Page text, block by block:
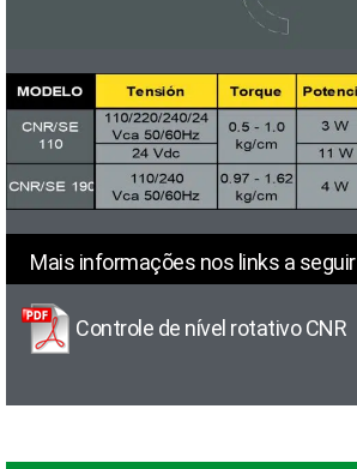
Mais informações nos links a seguir
Controle de nível rotativo CNR